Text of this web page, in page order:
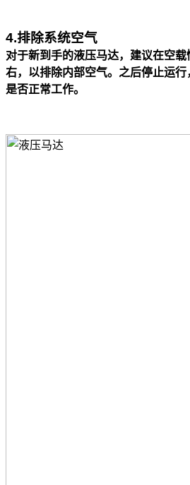
4.排除系统空气
对于新到手的液压马达，建议在空
右，以排除内部空气。之后停止运
是否正常工作。